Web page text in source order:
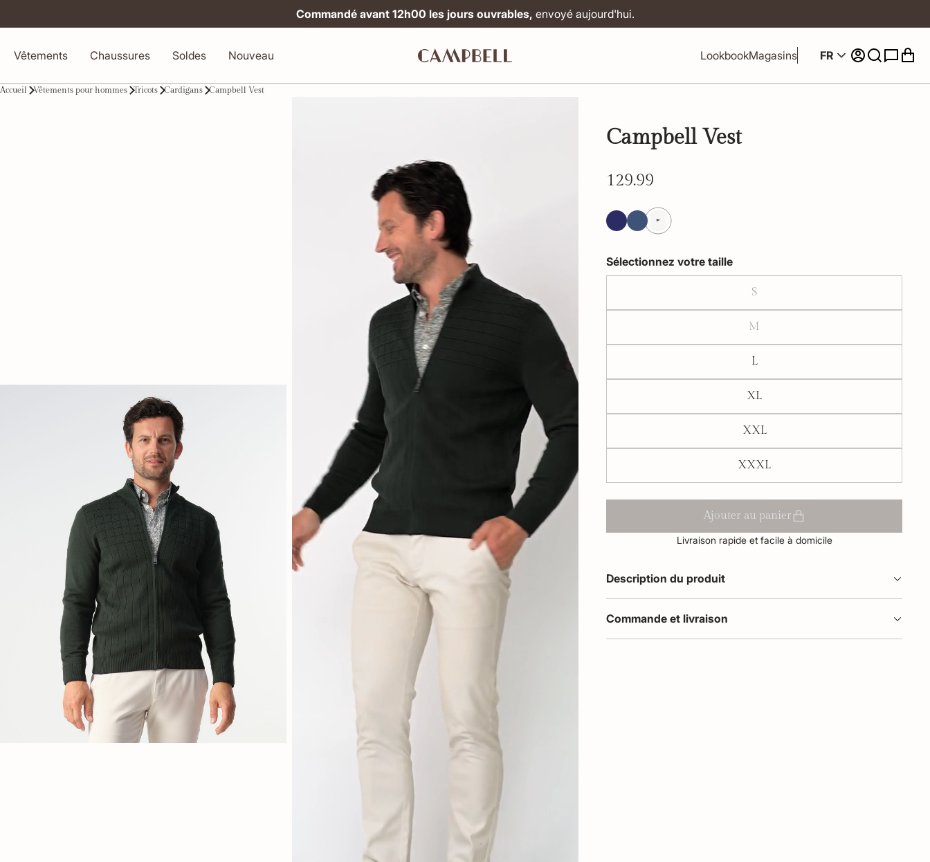
Commandé avant 12h00 les jours ouvrables, envoyé aujourd'hui.
Vêtements Chaussures Soldes Nouveau LookbookMagasins FR
Accueil Vêtements pour hommes Tricots Cardigans Campbell Vest
Campbell Vest
129.99
Sélectionnez votre taille
S
M
L
XL
XXL
XXXL
Ajouter au panier
Livraison rapide et facile à domicile
Description du produit
Commande et livraison